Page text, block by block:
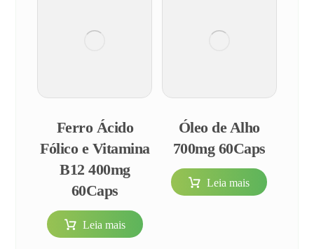
Ferro Ácido
Fólico e Vitamina
B12 400mg
60Caps
Leia mais
Óleo de Alho
700mg 60Caps
Leia mais